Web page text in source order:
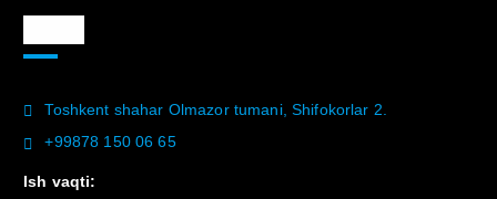
Toshkent shahar Olmazor tumani, Shifokorlar 2.
+99878 150 06 65
Ish vaqti: